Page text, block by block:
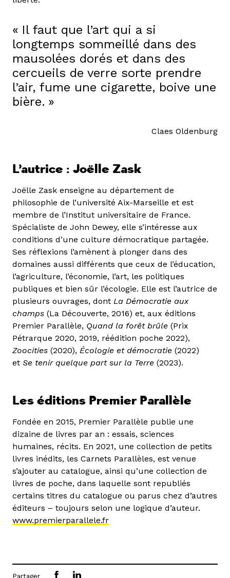
Il faut que l’art qui a si
longtemps sommeillé dans des
mausolées dorés et dans des
cercueils de verre sorte prendre
l’air, fume une cigarette, boive une
bière.
Claes Oldenburg
L’autrice : Joëlle Zask
Joëlle Zask enseigne au département de
philosophie de l’université Aix-Marseille et est
membre de l’Institut universitaire de France.
Spécialiste de John Dewey, elle s’intéresse aux
conditions d’une culture démocratique partagée.
Ses réflexions l’amènent à plonger dans des
domaines aussi différents que ceux de l’éducation,
l’agriculture, l’économie, l’art, les politiques
publiques et bien sûr l’écologie. Elle est l’autrice de
plusieurs ouvrages, dont La Démocratie aux
champs (La Découverte, 2016) et, aux éditions
Premier Parallèle, Quand la forêt brûle (Prix
Pétrarque 2020, 2019, réédition poche 2022),
Zoocities (2020), Écologie et démocratie (2022)
et Se tenir quelque part sur la Terre (2023).
Les éditions Premier Parallèle
Fondée en 2015, Premier Parallèle publie une
dizaine de livres par an : essais, sciences
humaines, récits. En 2021, une collection de petits
livres inédits, les Carnets Parallèles, est venue
s’ajouter au catalogue, ainsi qu’une collection de
livres de poche, dans laquelle sont republiés
certains titres du catalogue ou parus chez d’autres
éditeurs – toujours selon une logique d’auteur.
www.premierparallele.fr
Partager